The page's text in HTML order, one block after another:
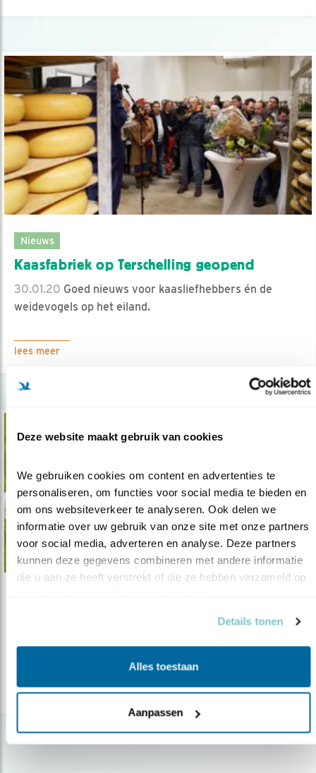
Deze website maakt gebruik van cookies
We gebruiken cookies om content en advertenties te
personaliseren, om functies voor social media te bieden en
om ons websiteverkeer te analyseren. Ook delen we
informatie over uw gebruik van onze site met onze partners
voor social media, adverteren en analyse. Deze partners
kunnen deze gegevens combineren met andere informatie
die u aan ze heeft verstrekt of die ze hebben verzameld op
Details tonen
Alles toestaan
Aanpassen
Nieuws
Kaasfabriek op Terschelling geopend
30.01.20 Goed nieuws voor kaasliefhebbers én de
weidevogels op het eiland.
lees meer
Kaas voor een toekomst mét weidevogels
11.09.19Nieuw in het schap: PolderPracht-kaas
lees meer